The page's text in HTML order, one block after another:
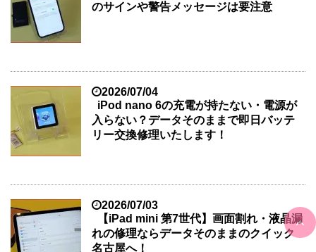
のサインや警告メッセージは要注意
2026/07/04
iPod nano 6の充電が持たない・電源が
入らない？データそのままで即日バッテ
リー交換修理いたします！
2026/07/03
【iPad mini 第7世代】画面割れ・液晶漏
れの修理ならデータそのままのクイック
名古屋へ！